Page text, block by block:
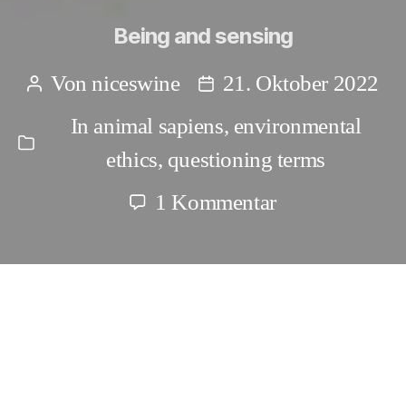
Being and sensing
Beitragsautor
Vonniceswine Beitragsdatum
21. Oktober 2022
Kategorien
In animal sapiens, environmental
ethics, questioning terms
1 Kommentarzu
and